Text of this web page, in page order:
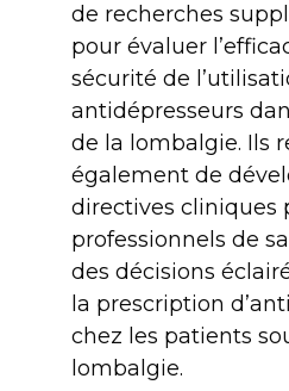
de recherches
pour évaluer
sécurité de
antidépresseurs
de la lombalgie. Ils
également de
directives cliniques
professionnels de
des décisions
la prescription
chez les patients
lombalgie.